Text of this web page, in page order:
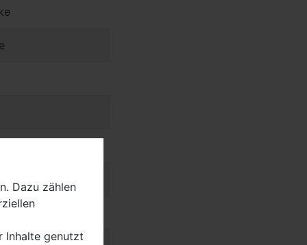
Dazu zählen
Inhalte genutzt